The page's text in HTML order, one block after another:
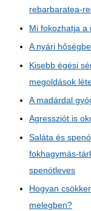
rebarbaratea-
Mi fokozhatja a
A nyári
Kisebb égési
megoldások
A madárdal
Agressziót is
Saláta és
fokhagymás-
spenótleves
Hogyan
melegben?